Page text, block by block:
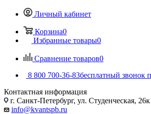
Личный кабинет
Корзина0
Избранные товары0
Сравнение товаров0
8 800 700-36-83бесплатный звонок
Контактная информация
г. Санкт-Петербург, ул. Студенческая,
info@kvantspb.ru